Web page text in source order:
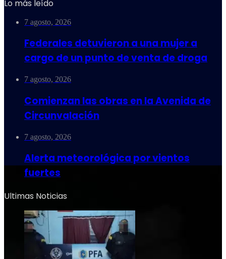
Lo más leído
7 agosto, 2026
Federales detuvieron a una mujer a
cargo de un punto de venta de droga
7 agosto, 2026
Comienzan las obras en la Avenida de
Circunvalación
7 agosto, 2026
Alerta meteorológica por vientos
fuertes
Ultimas Noticias